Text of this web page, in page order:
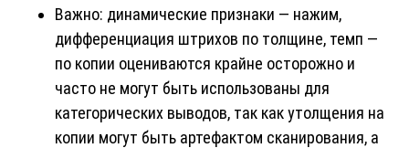
Важно: динамические признаки — нажим,
дифференциация штрихов по толщине, темп —
по копии оцениваются крайне осторожно и
часто не могут быть использованы для
категорических выводов, так как утолщения на
копии могут быть артефактом сканирования, а